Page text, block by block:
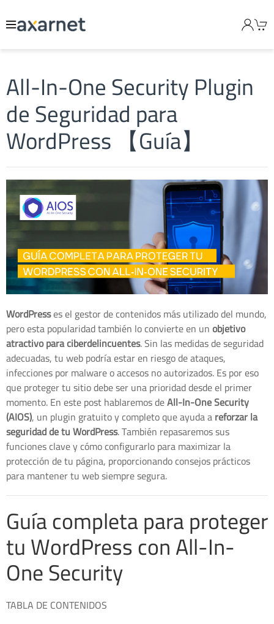
All-In-One Security Plugin
de Seguridad para
WordPress 【Guía】
WordPresses el gestor de contenidos más utilizado del mundo,
pero esta popularidad también lo convierte en unobjetivo
atractivo para ciberdelincuentes. Sin las medidas de seguridad
adecuadas, tu web podría estar en riesgo de ataques,
infecciones por malware o accesos no autorizados. Es por eso
que proteger tu sitio debe ser una prioridad desde el primer
momento. En este post hablaremos deAll-In-One Security
(AIOS), un plugin gratuito y completo que ayuda areforzar la
seguridad de tu WordPress. También repasaremos sus
funciones clave y cómo configurarlo para maximizar la
protección de tu página, proporcionando consejos prácticos
para mantener tu web siempre segura.
Guía completa para proteger
tu WordPress con All-In-
One Security
TABLA DE CONTENIDOS